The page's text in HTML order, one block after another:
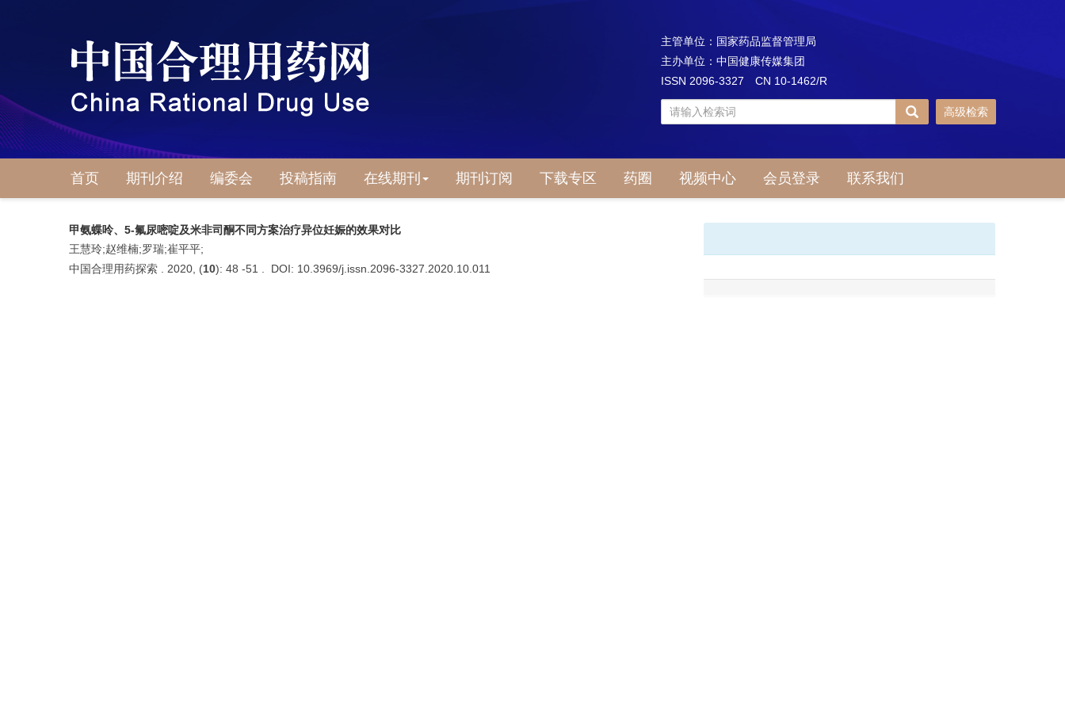
主管单位：国家药品监督管理局
主办单位：中国健康传媒集团
ISSN 2096-3327 CN 10-1462/R
高级检索
首页 期刊介绍 编委会 投稿指南 在线期刊 期刊订阅 下载专区 药圈 视频中心 会员登录 联系我们
甲氨蝶呤、5-氟尿嘧啶及米非司酮不同方案治疗异位妊娠的效果对比
王慧玲;赵维楠;罗瑞;崔平平;
中国合理用药探索 . 2020, (10): 48 -51 . DOI: 10.3969/j.issn.2096-3327.2020.10.011